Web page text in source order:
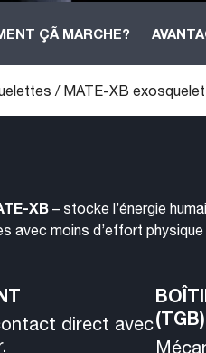
ÇÃ MARCHE?
/ MATE-XB
XB – stocke l’énergie
avec moins d’effort
direct avec(TGB)